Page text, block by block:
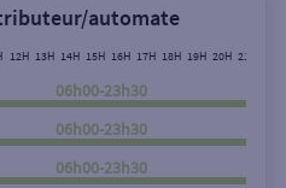
automate
12H 13H 14H 15H 16H 17H 18H 19H 20H 21H
06h00-23h30
06h00-23h30
06h00-23h30